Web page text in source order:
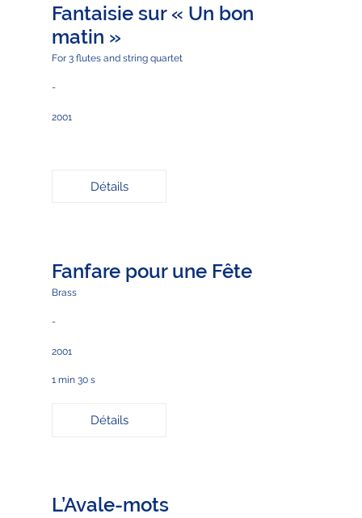
Fantaisie sur « Un bon
matin »
For 3 flutes and string quartet
-
2001
Détails
Fanfare pour une Fête
Brass
-
2001
1 min 30 s
Détails
L’Avale-mots